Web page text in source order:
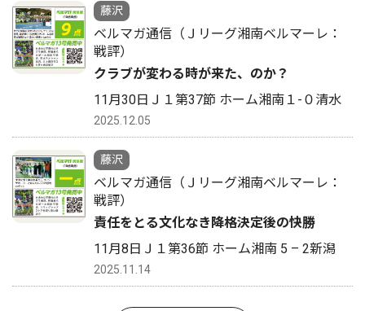
藤沢
ベルマガ通信（Ｊリーグ湘南ベルマーレ：
戦評）
クラブが変わる時が来た、のか？
11月30日Ｊ１第37節 ホーム湘南１-０清水
2025.12.05
藤沢
ベルマガ通信（Ｊリーグ湘南ベルマーレ：
戦評）
責任をとる文化なき降格決定後の快勝
11月8日Ｊ１第36節 ホーム湘南 5 – 2新潟
2025.11.14